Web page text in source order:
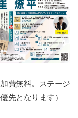
費無料。ステージ
先となります）